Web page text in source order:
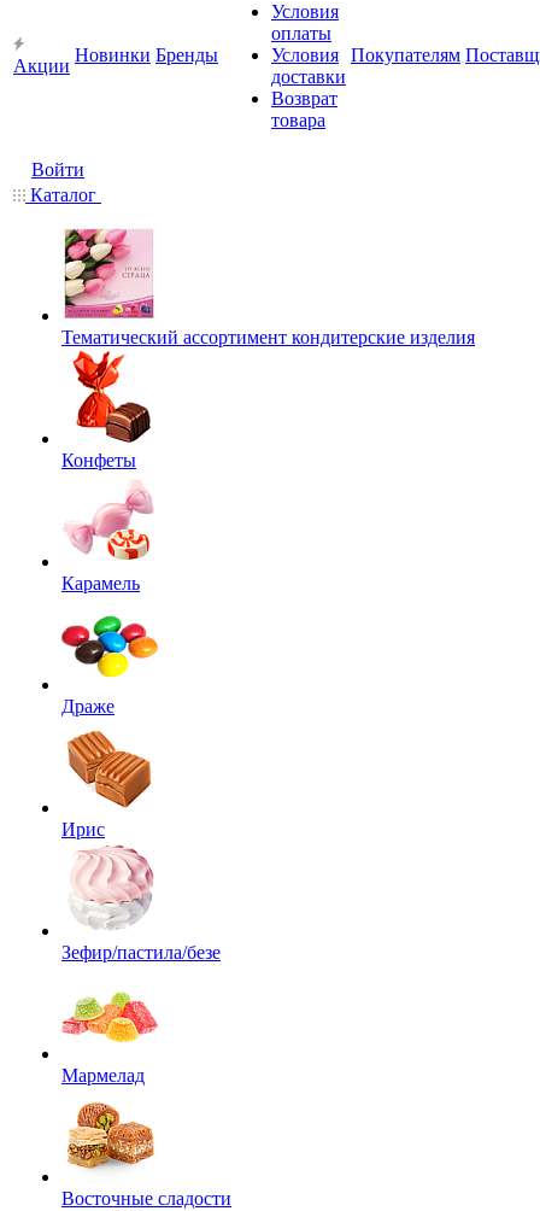
Акции
Новинки Бренды
Условия
оплаты
Условия
доставки
Возврат
товара
Покупателям
Войти
Каталог
Тематический ассортимент кондитерские изделия
Конфеты
Карамель
Драже
Ирис
Зефир/пастила/безе
Мармелад
Восточные сладости